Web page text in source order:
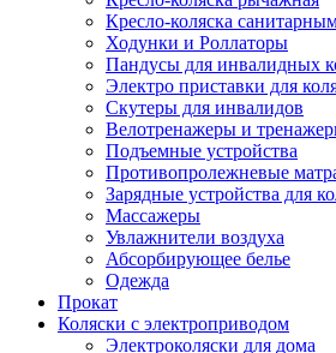
Кресло-коляска
Ходунки и Роллаторы
Пандусы для инвалидных
Электро приставки для
Скутеры для инвалидов
Велотренажеры и
Подъемные устройства
Противопролежневые
Зарядные устройства для
Массажеры
Увлажнители воздуха
Абсорбирующее белье
Одежда
Прокат
Коляски с электроприводом
Электроколяски для дома